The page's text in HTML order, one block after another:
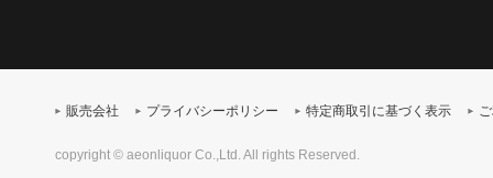
販売会社 プライバシーポリシー 特定商取引に基づく表示
copyright © aeonliquor Co.,Ltd. All rights Reserved.